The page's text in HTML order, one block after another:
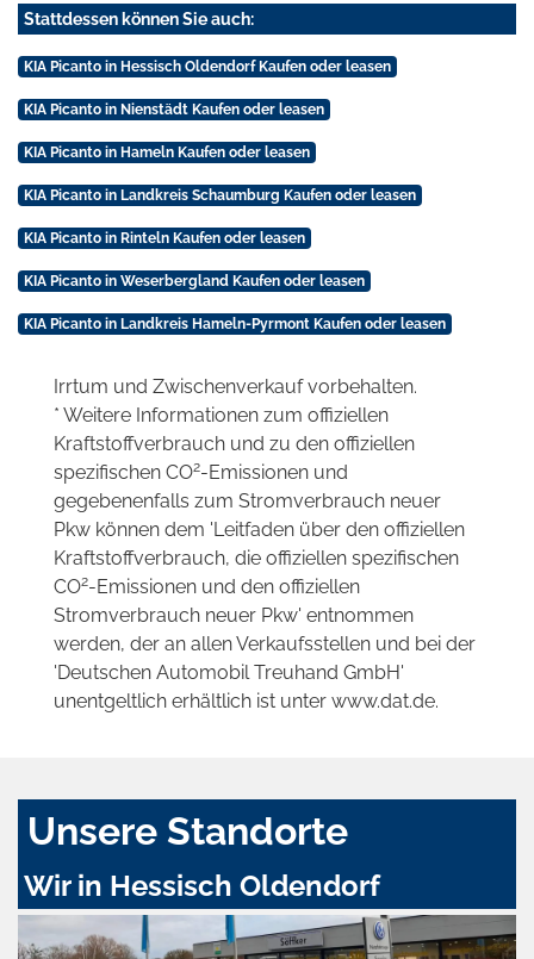
Stattdessen können Sie auch:
KIA Picanto in Hessisch Oldendorf Kaufen oder leasen
KIA Picanto in Nienstädt Kaufen oder leasen
KIA Picanto in Hameln Kaufen oder leasen
KIA Picanto in Landkreis Schaumburg Kaufen oder leasen
KIA Picanto in Rinteln Kaufen oder leasen
KIA Picanto in Weserbergland Kaufen oder leasen
KIA Picanto in Landkreis Hameln-Pyrmont Kaufen oder leasen
Irrtum und Zwischenverkauf vorbehalten.
* Weitere Informationen zum offiziellen
Kraftstoffverbrauch und zu den offiziellen
spezifischen CO2-Emissionen und
gegebenenfalls zum Stromverbrauch neuer
Pkw können dem 'Leitfaden über den offiziellen
Kraftstoffverbrauch, die offiziellen spezifischen
CO2-Emissionen und den offiziellen
Stromverbrauch neuer Pkw' entnommen
werden, der an allen Verkaufsstellen und bei der
'Deutschen Automobil Treuhand GmbH'
unentgeltlich erhältlich ist unter www.dat.de.
Unsere Standorte
Wir in Hessisch Oldendorf